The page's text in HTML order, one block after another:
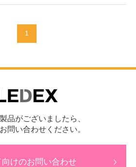
1
品がございましたら、
問い合わせください。
向けのお問い合わせ